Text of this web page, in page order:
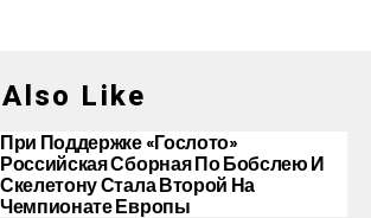
Like
При Поддержке «Гослото»
Российская Сборная По Бобслею И
Скелетону Стала Второй На
Чемпионате Европы